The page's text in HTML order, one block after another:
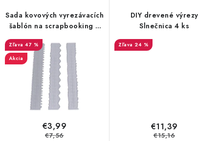
LacnoBlog
Kontakty, O nás
Dopravné a Platby
Vratky a Reklamácie
Obchodné podmienky
Reklamačný poriadok
Sada kovových vyrezávacích
šablón na scrapbooking 3
47 %
Akcia
€3,99
€7,56
DIY drevené výrezy
Slnečnica 4 ks
24 %
€11,39
€15,16